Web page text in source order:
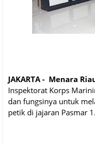
JAKARTA - Menara
Inspektorat Korps
dan fungsinya untuk
petik di jajaran Pasmar 1.